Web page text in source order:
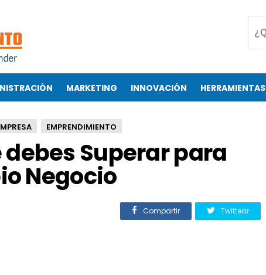
MARKETING INNOVACIÓN HERRAMIENTAS
EMPRENDIMIENTO
debes Superar para
Negocio
Compartir Twittear